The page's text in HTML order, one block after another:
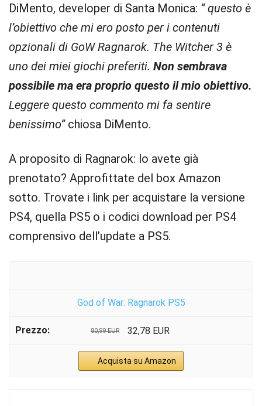
DiMento, developer di Santa Monica: ” questo è
l’obiettivo che mi ero posto per i contenuti
opzionali di GoW Ragnarok. The Witcher 3 è
uno dei miei giochi preferiti. Non sembrava
possibile ma era proprio questo il mio obiettivo.
Leggere questo commento mi fa sentire
benissimo” chiosa DiMento.
A proposito di Ragnarok: lo avete già
prenotato? Approfittate del box Amazon
sotto. Trovate i link per acquistare la versione
PS4, quella PS5 o i codici download per PS4
comprensivo dell’update a PS5.
God of War: Ragnarok PS5
80,99 EUR 32,78 EUR
Acquista su Amazon